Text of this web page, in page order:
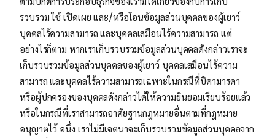
รวบรวม ใช้ เปิดเผย และ/หรือโอนข้อมูลส่วนบุคคลของผู้เยาว์
บุคคลไร้ความสามารถ และบุคคลเสมือนไร้ความสามารถ แต่
อย่างไรก็ตาม หากเราเก็บรวบรวมข้อมูลส่วนบุคคลดังกล่าวเราจะ
เก็บรวบรวมข้อมูลส่วนบุคคลของผู้เยาว์ บุคคลเสมือนไร้ความ
สามารถ และบุคคลไร้ความสามารถเฉพาะในกรณีที่บิดามารดา
หรือผู้ปกครองของบุคคลดังกล่าวได้ให้ความยินยอมเรียบร้อยแล้ว
หรือในกรณีที่เราสามารถอาศัยฐานกฎหมายอื่นตามที่กฎหมาย
อนุญาตไว้ อนึ่ง เราไม่มีเจตนาจะเก็บรวบรวมข้อมูลส่วนบุคคลจาก